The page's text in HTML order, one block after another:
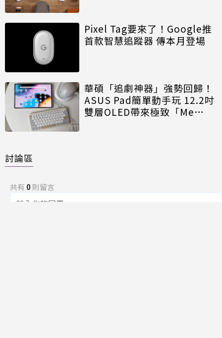
Pixel Tag要來了！Google推
首款智慧追蹤器 傳本月登場
華碩「追劇神器」強勢回歸！
ASUS Pad簡單動手玩 12.2吋
雙層OLED帶來極致「Me
討論區
共有 0則留言